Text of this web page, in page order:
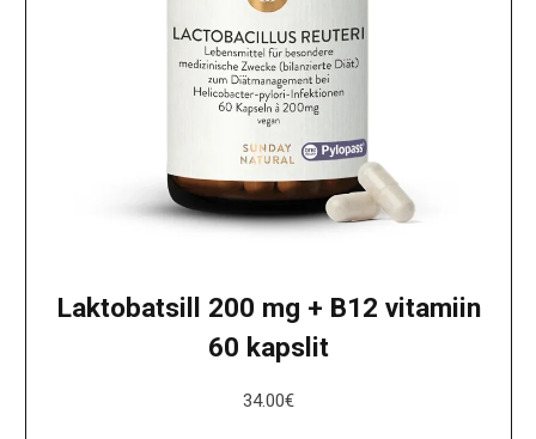
Laktobatsill 200 mg + B12 vitamiin
60 kapslit
34.00€